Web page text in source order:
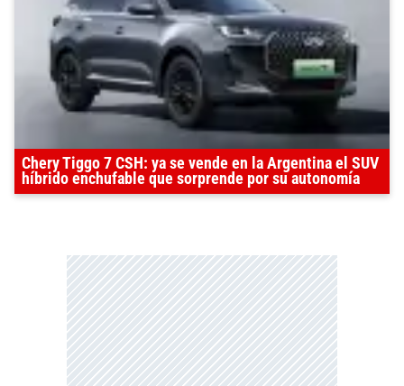
Chery Tiggo 7 CSH: ya se vende en la Argentina el SUV
híbrido enchufable que sorprende por su autonomía